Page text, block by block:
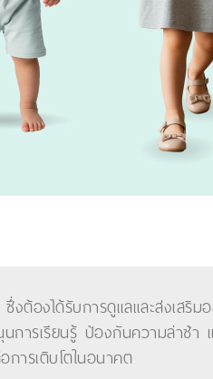
ได้รับการดูแลและส่งเสริมอ
ารเรียนรู้ ป้องกันความล่าช้า
ารเติบโตในอนาคต